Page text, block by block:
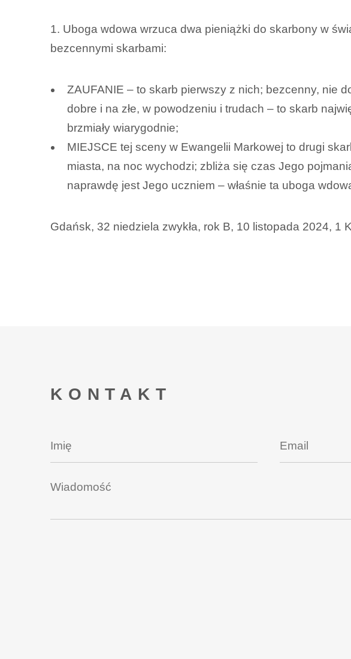
1. Uboga wdowa wrzuca dwa pieniążki do skarbony w
bezcennymi skarbami:
ZAUFANIE – to skarb pierwszy z nich; bezcenny, nie
dobre i na złe, w powodzeniu i trudach – to skarb
brzmiały wiarygodnie;
MIEJSCE tej sceny w Ewangelii Markowej to drugi
miasta, na noc wychodzi; zbliża się czas Jego
naprawdę jest Jego uczniem – właśnie ta uboga
Gdańsk, 32 niedziela zwykła, rok B, 10 listopada 2024, 1
KONTAKT